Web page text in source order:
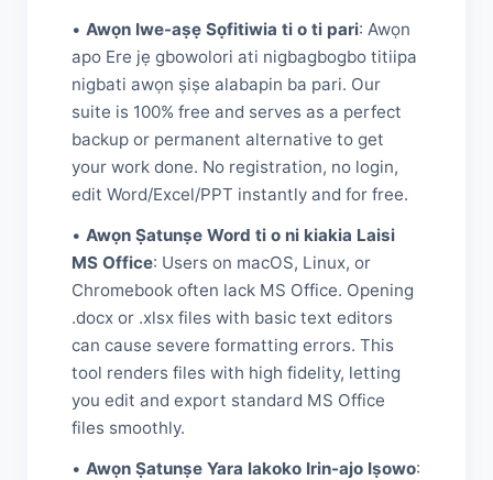
• Awọn Iwe-aṣẹ Sọfitiwia ti o ti pari: Awọn
apo Ere jẹ gbowolori ati nigbagbogbo titiipa
nigbati awọn ṣiṣe alabapin ba pari. Our
suite is 100% free and serves as a perfect
backup or permanent alternative to get
your work done. No registration, no login,
edit Word/Excel/PPT instantly and for free.
• Awọn Ṣatunṣe Word ti o ni kiakia Laisi
MS Office: Users on macOS, Linux, or
Chromebook often lack MS Office. Opening
.docx or .xlsx files with basic text editors
can cause severe formatting errors. This
tool renders files with high fidelity, letting
you edit and export standard MS Office
files smoothly.
• Awọn Ṣatunṣe Yara lakoko Irin-ajo Iṣowo: